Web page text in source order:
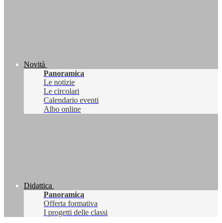
Novità
Panoramica
Le notizie
Le circolari
Calendario eventi
Albo online
Didattica
Panoramica
Offerta formativa
I progetti delle classi